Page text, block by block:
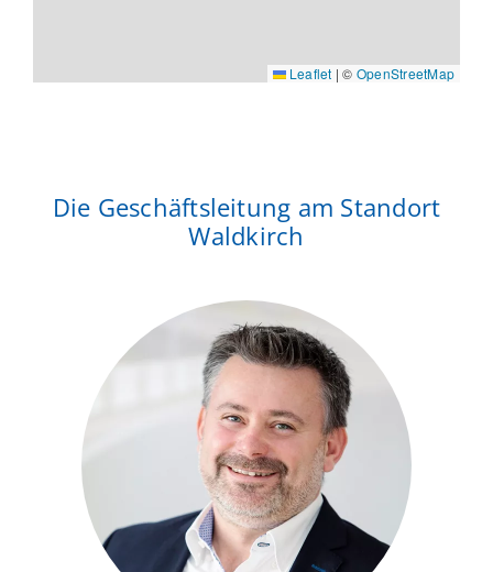
Leaflet | © OpenStreetMap
Die Geschäftsleitung am Standort
Waldkirch